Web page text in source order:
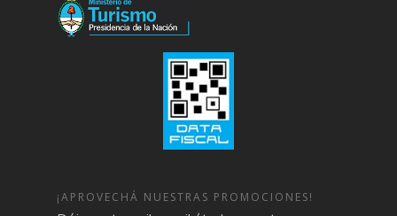
¡APROVECHÁ NUESTRAS PROMOCIONES!